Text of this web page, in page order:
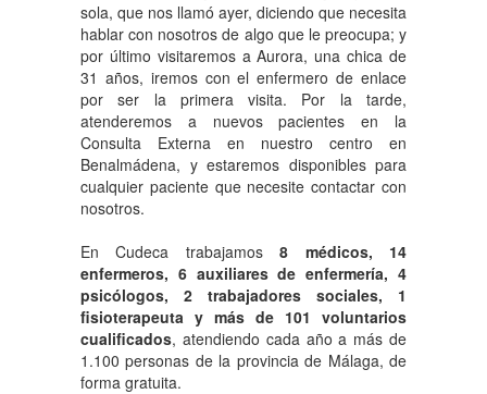
sola, que nos llamó ayer, diciendo que necesita
hablar con nosotros de algo que le preocupa; y
por último visitaremos a Aurora, una chica de
31 años, iremos con el enfermero de enlace
por ser la primera visita. Por la tarde,
atenderemos a nuevos pacientes en la
Consulta Externa en nuestro centro en
Benalmádena, y estaremos disponibles para
cualquier paciente que necesite contactar con
nosotros.
En Cudeca trabajamos8 médicos, 14
enfermeros, 6 auxiliares de enfermería, 4
psicólogos, 2 trabajadores sociales, 1
fisioterapeuta y más de 101 voluntarios
cualificados, atendiendo cada año a más de
1.100 personas de la provincia de Málaga, de
forma gratuita.